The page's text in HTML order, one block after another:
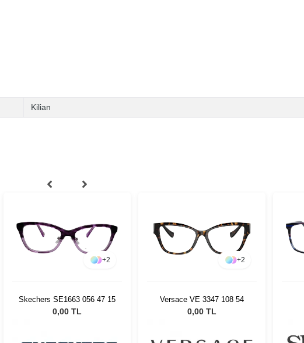
Kilian
+2
Skechers SE1663 056 47 15
0,00 TL
+2
Versace VE 3347 108 54
0,00 TL